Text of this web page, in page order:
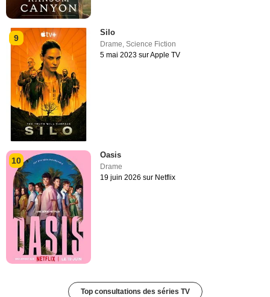
9
Silo
Drame ,Science Fiction
5 mai 2023 sur Apple TV
10
Oasis
Drame
19 juin 2026 sur Netflix
Top consultations des séries TV